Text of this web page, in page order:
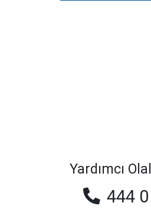
Yardımcı
444